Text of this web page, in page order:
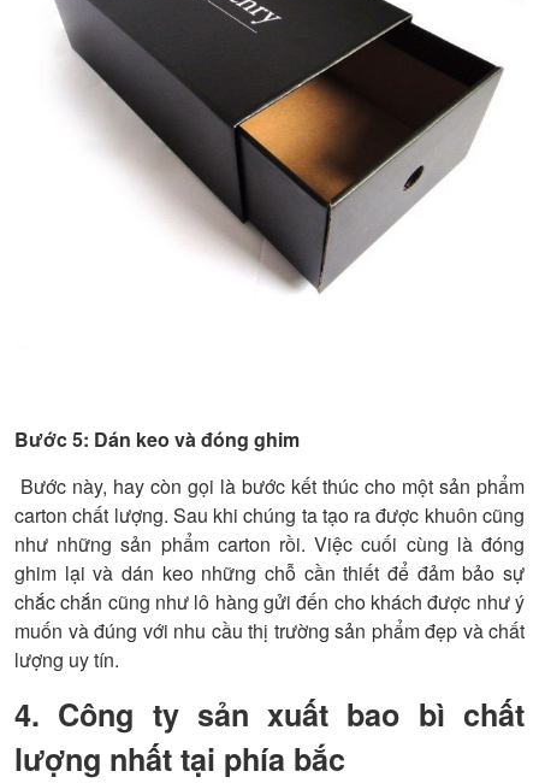
Bước 5: Dán keo và đóng ghim
Bước này, hay còn gọi là bước kết thúc cho một sản phẩm
carton chất lượng. Sau khi chúng ta tạo ra được khuôn cũng
như những sản phẩm carton rồi. Việc cuối cùng là đóng
ghim lại và dán keo những chỗ cần thiết để đảm bảo sự
chắc chắn cũng như lô hàng gửi đến cho khách được như ý
muốn và đúng với nhu cầu thị trường sản phẩm đẹp và chất
lượng uy tín.
4. Công ty sản xuất bao bì chất
lượng nhất tại phía bắc